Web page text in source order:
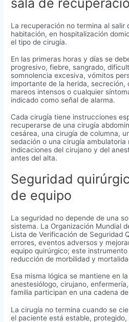
sala de
La recuperación no termina al salir
habitación, en hospitalización
el tipo de cirugía.
En las primeras horas y días se
progresivo, fiebre, sangrado,
somnolencia excesiva, vómitos
importante de la herida, secreción,
mareos intensos o cualquier
indicado como señal de alarma.
Cada cirugía tiene instrucciones
recuperarse de una cirugía
cesárea, una cirugía de columna,
sedación o una cirugía ambulatoria
indicaciones del cirujano y del
antes del alta.
Seguridad
de equipo
La seguridad no depende de una
sistema. La Organización Mundial
Lista de Verificación de Seguridad
errores, eventos adversos y
equipo quirúrgico; este
reducción de morbilidad y
Esa misma lógica se mantiene en
anestesiólogo, cirujano,
familia participan en una cadena
La cirugía no termina cuando se
el paciente está estable,